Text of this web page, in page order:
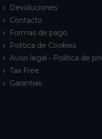
Devoluciones
Contacto
Formas de pago
Politica de Cookies
Aviso legal - Política de
Tax Free
Garantias